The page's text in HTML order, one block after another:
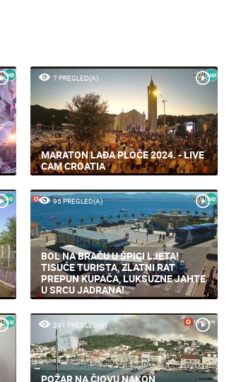
7 PREGLED(A)
MARATON LAĐA PLOČE 2024. - LIVE
CAM CROATIA
95 PREGLED(A)
BOL NA BRAČU U ŠPICI LJETA!
TISUĆE TURISTA, ZLATNI RAT
PREPUN KUPAČA, LUKSUZNE JAHTE
U SRCU JADRANA!
241 PREGLED(A)
POŽAR NA ČIOVU NAKON